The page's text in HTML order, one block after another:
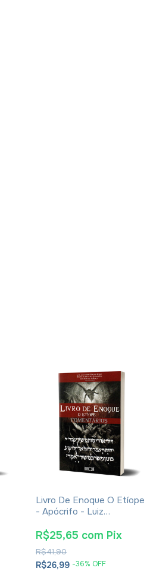
Livro De Enoque O Etíope
- Apócrifo - Luiz
R$26,99 -36% OFF
R$41,90
R$25,65 com Pix